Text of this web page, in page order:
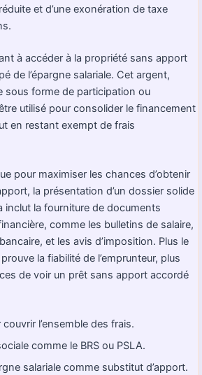
et d’une exonération de taxe
à accéder à la propriété sans apport
de l’épargne salariale. Cet argent,
sous forme de participation ou
utilisé pour consolider le financement
en restant exempt de frais
pour maximiser les chances d’obtenir
la présentation d’un dossier solide
inclut la fourniture de documents
comme les bulletins de salaire,
et les avis d’imposition. Plus le
la fiabilité de l’emprunteur, plus
de voir un prêt sans apport accordé
l’ensemble des frais.
comme le BRS ou PSLA.
salariale comme substitut d’apport.